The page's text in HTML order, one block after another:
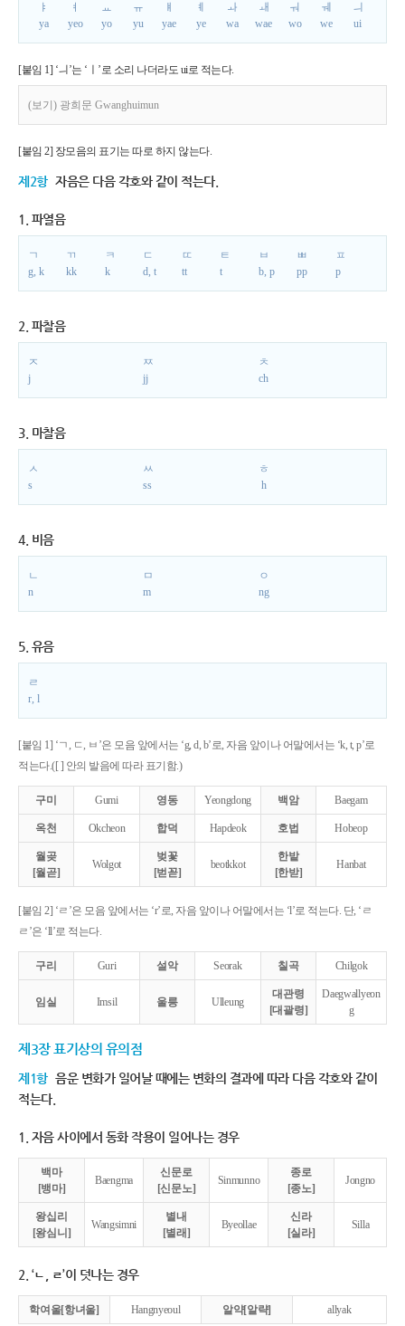
ㅑ
ya
ㅕ
yeo
ㅛ
yo
ㅠ
yu
ㅒ
yae
ㅖ
ye
ㅘ
wa
ㅙ
wae
ㅝ
wo
ㅞ
we
ㅢ
ui
[붙임 1] ‘ㅢ’는 ‘ㅣ’로 소리 나더라도 ui로 적는다.
(보기) 광희문 Gwanghuimun
[붙임 2] 장모음의 표기는 따로 하지 않는다.
제2항 자음은 다음 각호와 같이 적는다.
1. 파열음
ㄱ
g, k
ㄲ
kk
ㅋ
k
ㄷ
d, t
ㄸ
tt
ㅌ
t
ㅂ
b, p
ㅃ
pp
ㅍ
p
2. 파찰음
ㅈ
j
ㅉ
jj
ㅊ
ch
3. 마찰음
ㅅ
s
ㅆ
ss
ㅎ
h
4. 비음
ㄴ
n
ㅁ
m
ㅇ
ng
5. 유음
ㄹ
r, l
[붙임 1] ‘ㄱ, ㄷ, ㅂ’은 모음 앞에서는 ‘g, d, b’로, 자음 앞이나 어말에서는 ‘k, t, p’로
적는다.([ ] 안의 발음에 따라 표기함.)
구미 Gumi 영동 Yeongdong 백암 Baegam
옥천 Okcheon 합덕 Hapdeok 호법 Hobeop
월곶
[월곧]
Wolgot
벚꽃
[벋꼳]
beotkkot
한밭
[한받]
Hanbat
[붙임 2] ‘ㄹ’은 모음 앞에서는 ‘r’로, 자음 앞이나 어말에서는 ‘l’로 적는다. 단, ‘ㄹ
ㄹ’은 ‘ll’로 적는다.
구리 Guri 설악 Seorak 칠곡 Chilgok
임실 Imsil 울릉 Ulleung
대관령
[대괄령]
Daegwallyeon
g
제3장 표기상의 유의점
제1항 음운 변화가 일어날 때에는 변화의 결과에 따라 다음 각호와 같이
적는다.
1. 자음 사이에서 동화 작용이 일어나는 경우
백마
[뱅마]
Baengma
신문로
[신문노]
Sinmunno
종로
[종노]
Jongno
왕십리
[왕심니]
Wangsimni
별내
[별래]
Byeollae
신라
[실라]
Silla
2. ‘ㄴ, ㄹ’이 덧나는 경우
학여울[항녀울] Hangnyeoul 알약[알략] allyak